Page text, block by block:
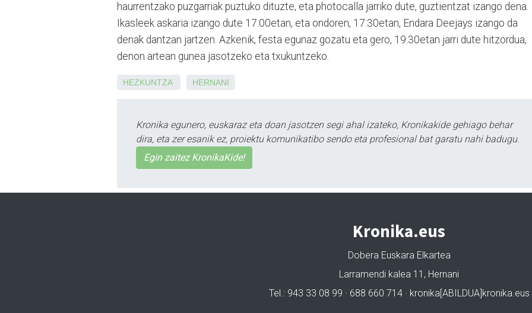
haurrentzako puzgarriak puztuko dituzte, eta photocalla jarriko dute, guztientzat izango dena.
Ikasleek askaria izango dute 17:00etan, eta ondoren, 17:30etan, Endara Deejays izango da
denak dantzan jartzen. Azkenik, festa egunaz gozatu eta gero, 19:30etan jarri dute hitzordua,
denon artean gunea jasotzeko eta txukuntzeko.
HEZKUNTZA HERNANI
Kronika egunero, euskaraz eta doan jasotzen segi ahal izateko, Kronikakide gehiago behar
dira, eta zer esanik ez, proiektu komunikatibo sendo eta profesional bat garatu nahi badugu.
Egin zaitez KronikaKide!
Kronika.eus
Dobera Euskara Elkartea
Larramendi kalea 11, Hernani
Tel.: 943 33 08 99 · 688 660 714 · kronika[ABILDUA]kronika.eus